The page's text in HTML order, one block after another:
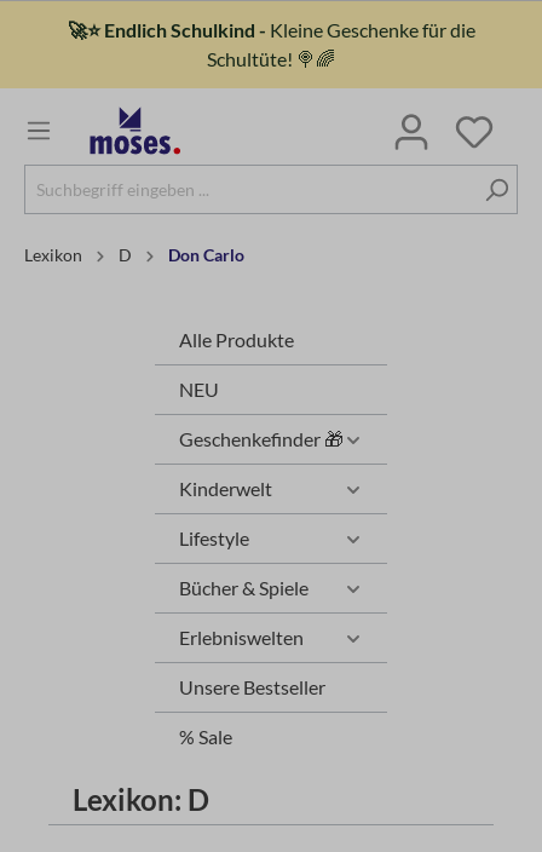
🚀⭐ Endlich Schulkind - Kleine Geschenke für die
Schultüte! 🍭🌈
Lexikon D Don Carlo
Alle Produkte
NEU
Geschenkefinder 🎁
Kinderwelt
Lifestyle
Bücher & Spiele
Erlebniswelten
Unsere Bestseller
% Sale
Lexikon: D